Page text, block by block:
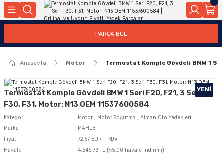
Geri Dön
Geri Dön
Geri Dön
Yakıt Pompası, Yakıt Hatları
Motor Elektrik
Ateşleme Buji Bobin Buji Kablosu
Geri Dön
Geri Dön
Geri Dön
Kollar
Geri Dön
Geri Dön
Ön Arka
Geri Dön
PARÇA BUL
Anasayfa Motor Termostat Komple Gövdeli BMW 1
YENI
Termostat Komple Gövdeli BMW 1 Seri F20, F21, 3 Seri
F30, F31, Motor: N13 OEM 11537600584
Kategori Motor , Motor Soğutma , Alman Oto Yedekleri
Marka
MAHLE
Fiyat
72,67 EUR + KDV
Havale
4.545,73 TL (%5,00 havale indirimi)